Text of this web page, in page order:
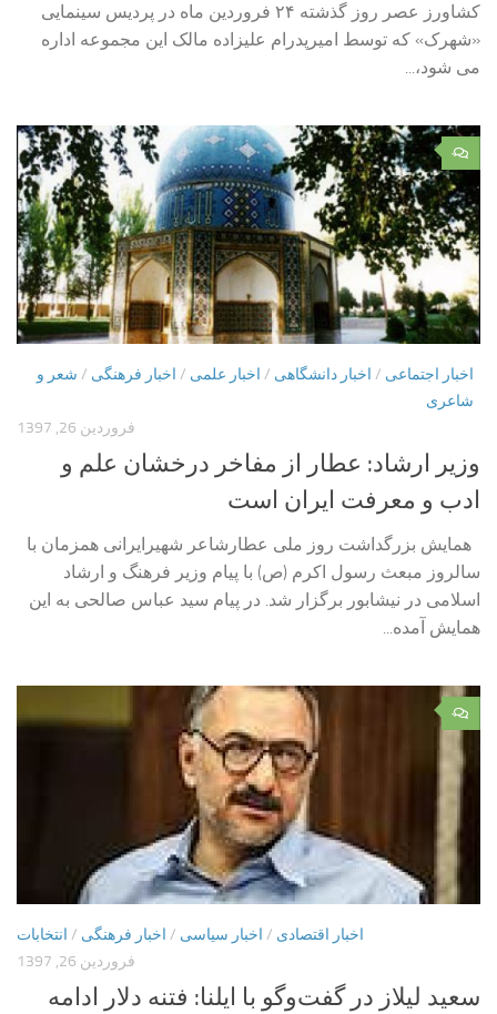
کشاورز عصر روز گذشته ۲۴ فروردین ماه در پردیس سینمایی
«شهرک» که توسط امیرپدرام علیزاده مالک این مجموعه اداره
می شود،...
۰
اخبار اجتماعی / اخبار دانشگاهی / اخبار علمی / اخبار فرهنگی / شعر و
شاعری
فروردین 26, 1397
وزیر ارشاد: عطار از مفاخر درخشان علم و
ادب و معرفت ایران است
همایش بزرگداشت روز ملی عطارشاعر شهیرایرانی همزمان با
سالروز مبعث رسول اکرم (ص) با پیام وزیر فرهنگ و ارشاد
اسلامی در نیشابور برگزار شد. در پیام سید عباس صالحی به این
همایش آمده...
۰
اخبار اقتصادی / اخبار سیاسی / اخبار فرهنگی / انتخابات
فروردین 26, 1397
سعید لیلاز در گفت‌وگو با ایلنا: فتنه دلار ادامه